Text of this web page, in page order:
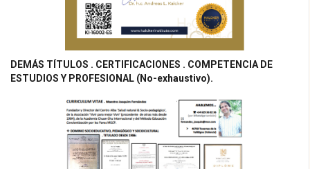
DEMÁS TÍTULOS . CERTIFICACIONES . COMPETENCIA DE
ESTUDIOS Y PROFESIONAL (No-exhaustivo).